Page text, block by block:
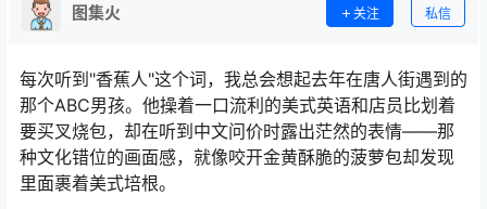
图集火 关注 私信
每次听到"香蕉人"这个词，我总会想起去年在唐人街遇到的
那个ABC男孩。他操着一口流利的美式英语和店员比划着
要买叉烧包，却在听到中文问价时露出茫然的表情——那
种文化错位的画面感，就像咬开金黄酥脆的菠萝包却发现
里面裹着美式培根。